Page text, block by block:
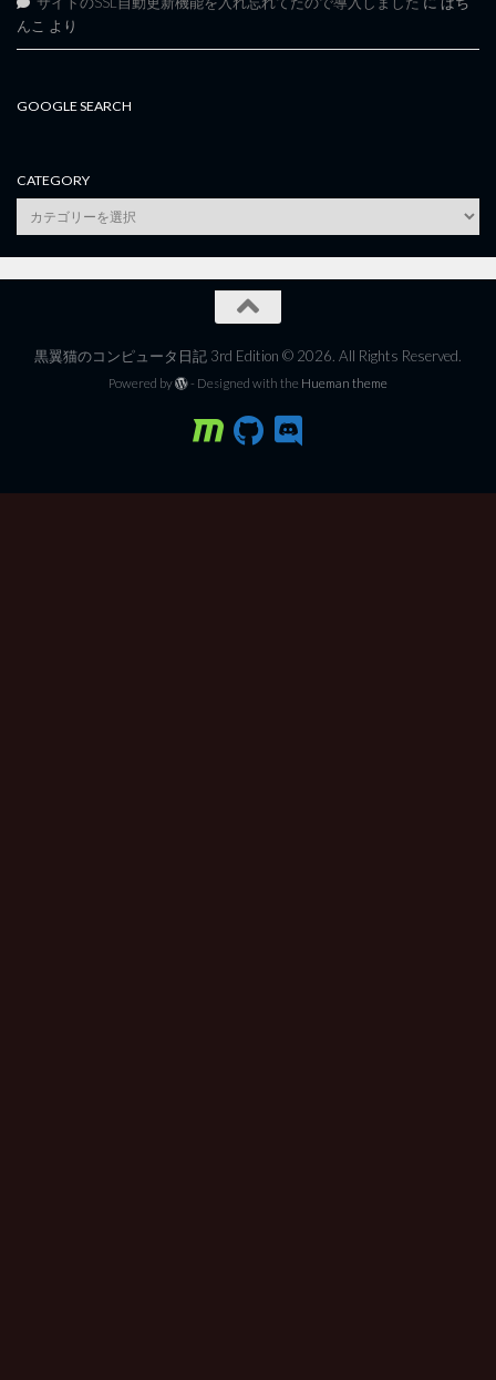
んこ より
GOOGLE SEARCH
CATEGORY
category
黒翼猫のコンピュータ日記 3rd Edition © 2026. All Rights Reserved.
Powered by - Designed with the Hueman theme